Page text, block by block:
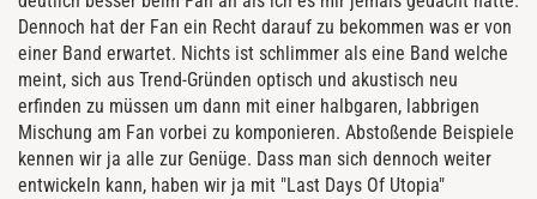
Dennoch hat der Fan ein Recht darauf zu bekommen was er von
einer Band erwartet. Nichts ist schlimmer als eine Band welche
meint, sich aus Trend-Gründen optisch und akustisch neu
erfinden zu müssen um dann mit einer halbgaren, labbrigen
Mischung am Fan vorbei zu komponieren. Abstoßende Beispiele
kennen wir ja alle zur Genüge. Dass man sich dennoch weiter
entwickeln kann, haben wir ja mit "Last Days Of Utopia"